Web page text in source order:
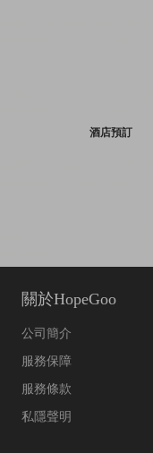
酒店預訂
關於HopeGoo
公司簡介
服務保障
服務條款
私隱聲明